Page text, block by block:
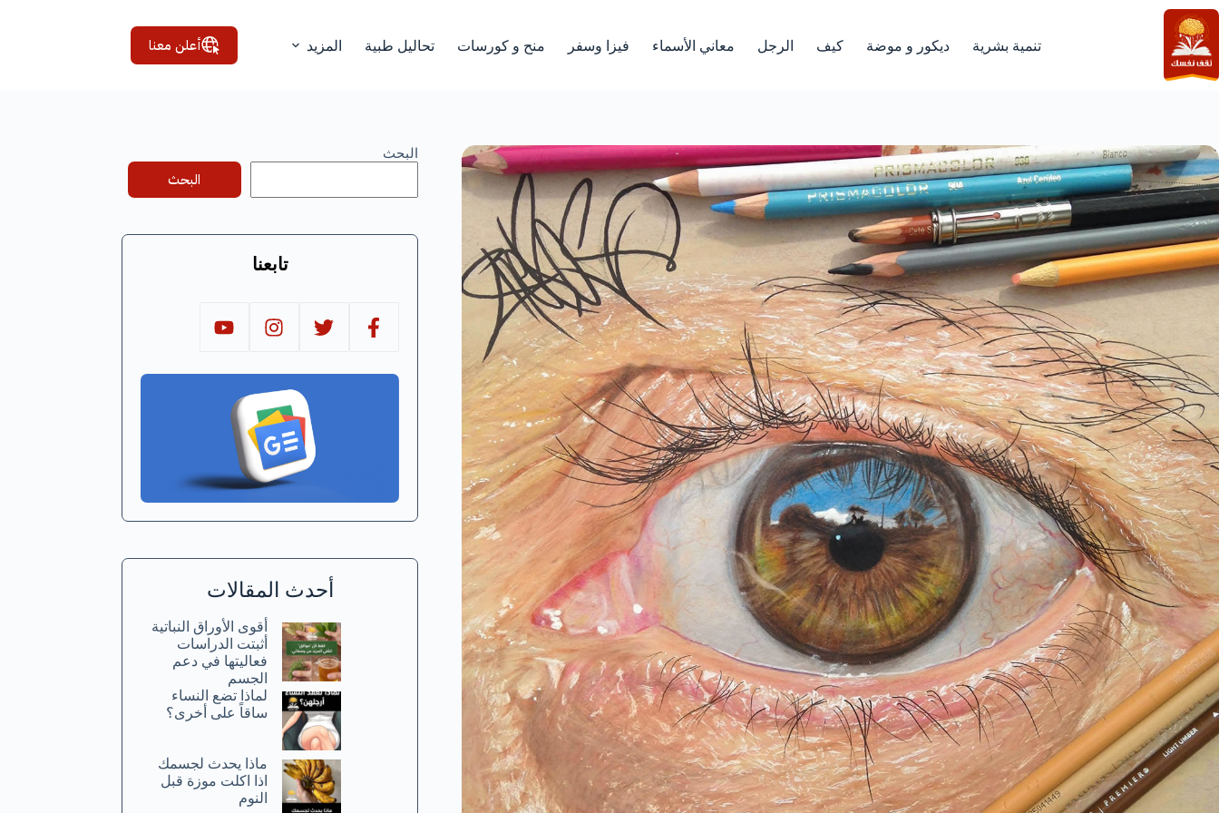
التجاوز
إلى
المحتوى
تنمية بشرية ديكور و موضة كيف الرجل معاني الأسماء فيزا وسفر منح و كورسات تحاليل طبية المزيد أعلن معنا
البحث
البحث
تابعنا
أحدث المقالات
أقوى الأوراق النباتية
أثبتت الدراسات
فعاليتها في دعم
الجسم
لماذا تضع النساء
ساقاً على أخرى؟
ماذا يحدث لجسمك
اذا اكلت موزة قبل
النوم